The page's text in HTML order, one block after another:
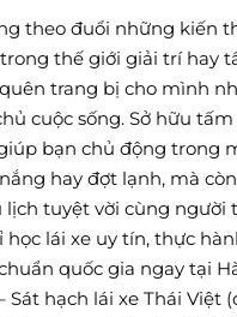
theo đuổi những kiến
thế giới giải trí hay
trang bị cho mình
cuộc sống. Sở hữu tấm
bạn chủ động trong
hay đợt lạnh, mà
tuyệt vời cùng người
học lái xe uy tín, thực
quốc gia ngay tại
Sát hạch lái xe Thái Việt